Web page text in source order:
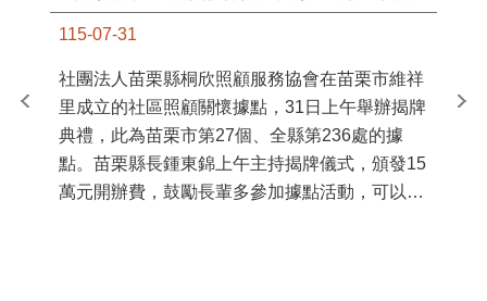
115-07-31
社團法人苗栗縣桐欣照顧服務協會在苗栗市維祥
里成立的社區照顧關懷據點，31日上午舉辦揭牌
典禮，此為苗栗市第27個、全縣第236處的據
點。苗栗縣長鍾東錦上午主持揭牌儀式，頒發15
萬元開辦費，鼓勵長輩多參加據點活動，可以更
苗